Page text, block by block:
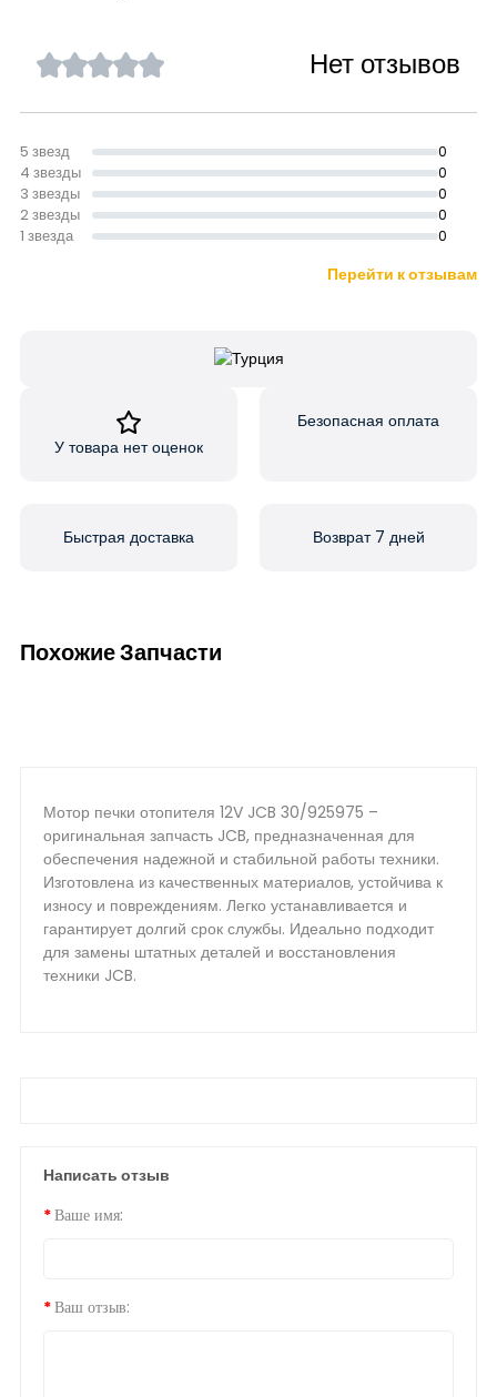
Нет отзывов
5 звезд 0
4 звезды 0
3 звезды 0
2 звезды 0
1 звезда 0
Перейти к отзывам
У товара нет оценок
Безопасная оплата
Быстрая доставка Возврат 7 дней
Похожие Запчасти
Мотор печки отопителя 12V JCB 30/925975 –
оригинальная запчасть JCB, предназначенная для
обеспечения надежной и стабильной работы техники.
Изготовлена из качественных материалов, устойчива к
износу и повреждениям. Легко устанавливается и
гарантирует долгий срок службы. Идеально подходит
для замены штатных деталей и восстановления
техники JCB.
Написать отзыв
Ваше имя:
Ваш отзыв: